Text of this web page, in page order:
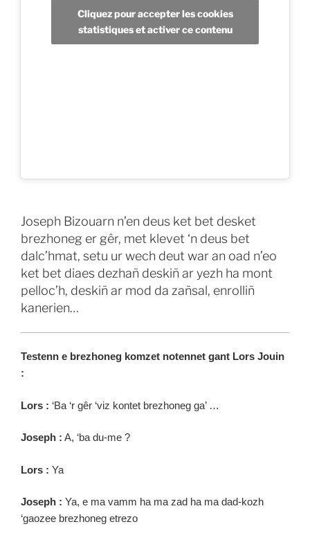
Cliquez pour accepter les cookies
statistiques et activer ce contenu
Joseph Bizouarn n’en deus ket bet desket
brezhoneg er gêr, met klevet ‘n deus bet
dalc’hmat, setu ur wech deut war an oad n’eo
ket bet diaes dezhañ deskiñ ar yezh ha mont
pelloc’h, deskiñ ar mod da zañsal, enrolliñ
kanerien…
Testenn e brezhoneg komzet notennet gant Lors Jouin
:
Lors : ‘Ba ‘r gêr ‘viz kontet brezhoneg ga’ …
Joseph : A, ‘ba du-me ?
Lors : Ya
Joseph : Ya, e ma vamm ha ma zad ha ma dad-kozh
‘gaozee brezhoneg etrezo